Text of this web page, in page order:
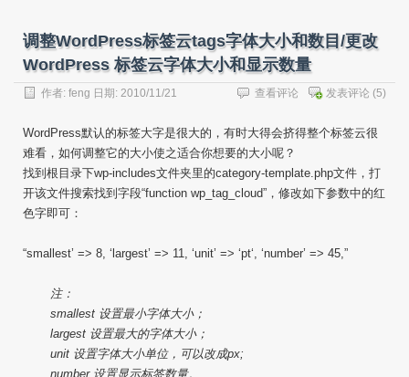
调整WordPress标签云tags字体大小和数目/更改
WordPress 标签云字体大小和显示数量
作者: feng 日期: 2010/11/21 发表评论 (5)
查看评论
WordPress默认的标签大字是很大的，有时大得会挤得整个标签云很
难看，如何调整它的大小使之适合你想要的大小呢？
找到根目录下wp-includes文件夹里的category-template.php文件，打
开该文件搜索找到字段“function wp_tag_cloud”，修改如下参数中的红
色字即可：
“smallest’ => 8, ‘largest’ => 11, ‘unit’ => ‘pt‘, ‘number’ => 45,”
注：
smallest 设置最小字体大小；
largest 设置最大的字体大小；
unit 设置字体大小单位，可以改成px;
number 设置显示标签数量。